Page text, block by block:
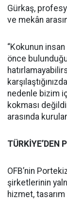
Gürkaş,
ve mekân
“Kokunun
önce
nedenle bizim
kokması
arasında
TÜRKİYE’DEN
OFB’nin
şirketlerinin
hizmet,